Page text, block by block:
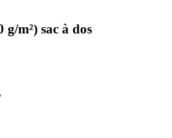
m²) sac à dos